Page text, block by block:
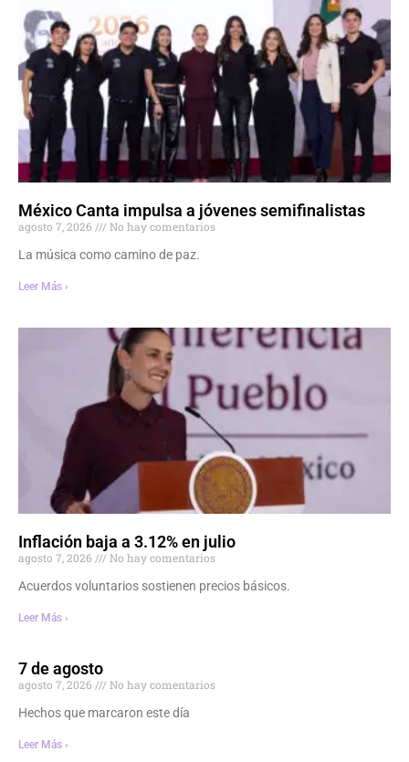
México Canta impulsa a jóvenes semifinalistas
agosto 7, 2026
No hay comentarios
La música como camino de paz.
Leer Más ›
Inflación baja a 3.12% en julio
agosto 7, 2026
No hay comentarios
Acuerdos voluntarios sostienen precios básicos.
Leer Más ›
7 de agosto
agosto 7, 2026
No hay comentarios
Hechos que marcaron este día
Leer Más ›